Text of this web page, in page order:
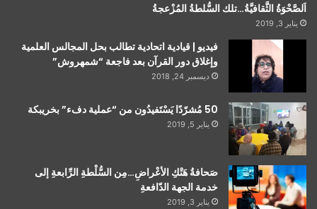
اَلصَّحْوَةُ الثَّقافيَّةُ…تلك السُّلطةُ المُزْعجةُ
يناير 3, 2019
فيديو | قيادية اتحادية تطالب بحل المجالس العلمية
وإغلاق دور القرآن بعد فاجعة “شمهروش”
ديسمبر 24, 2018
50 مُشرّدًا يَسْتَفيدُون من “عملية دفء” بخريبكة
يناير 5, 2019
صَحافةُ هَتْكِ الأعْراضِ…مِن السُّلْطةِ الرِّابعةِ إلى
خدمة الجهة الدّافعةِ
يناير 3, 2019